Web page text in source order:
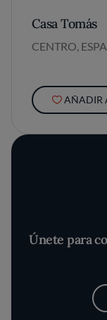
Casa Tomás
CENTRO,
AÑADIR
Únete para